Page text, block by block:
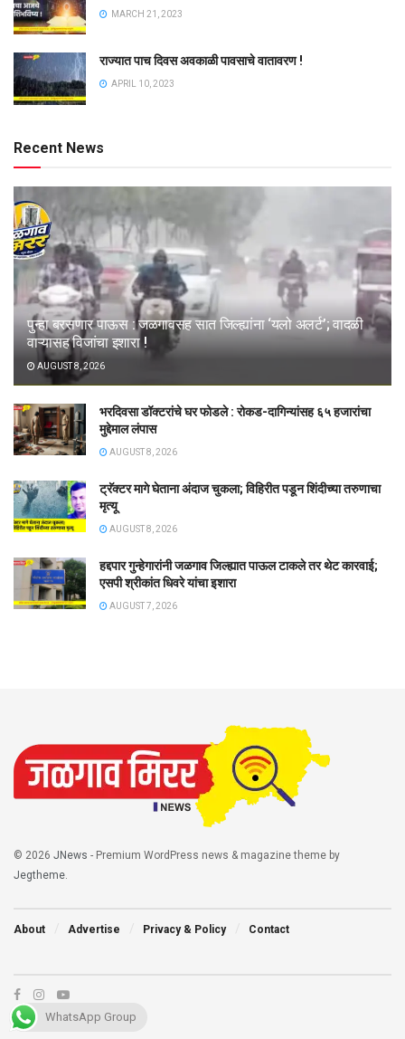
MARCH 21, 2023
राज्यात पाच दिवस अवकाळी पावसाचे वातावरण !
APRIL 10, 2023
Recent News
पुन्हा बरसणार पाऊस : जळगावसह सात जिल्ह्यांना ‘यलो अलर्ट’; वादळी
वाऱ्यासह विजांचा इशारा !
AUGUST 8, 2026
भरदिवसा डॉक्टरांचे घर फोडले : रोकड-दागिन्यांसह ६५ हजारांचा
मुद्देमाल लंपास
AUGUST 8, 2026
ट्रॅक्टर मागे घेताना अंदाज चुकला; विहिरीत पडून शिंदीच्या तरुणाचा
मृत्यू
AUGUST 8, 2026
हद्दपार गुन्हेगारांनी जळगाव जिल्ह्यात पाऊल टाकले तर थेट कारवाई;
एसपी श्रीकांत धिवरे यांचा इशारा
AUGUST 7, 2026
© 2026 JNews - Premium WordPress news & magazine theme by
Jegtheme
About Advertise Privacy & Policy Contact
WhatsApp Group